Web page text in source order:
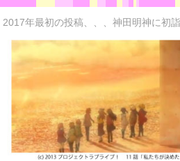
2017年最初の投稿、、、神田明神に初